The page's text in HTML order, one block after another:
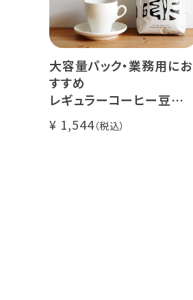
大容量パック・業務用にお
すすめ
レギュラーコーヒー豆
イツモブレンド 500g
1,544